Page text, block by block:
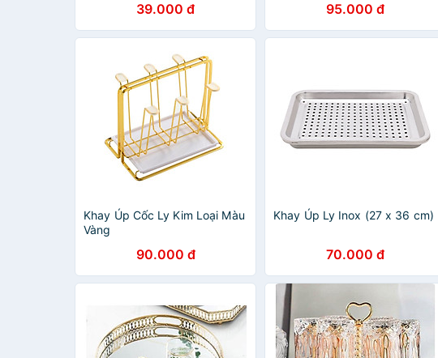
Dụng- Kích Thước 37x24cm
Giao Màu Ngẫu Nhiên
39.000 đ 95.000 đ
Khay Úp Cốc Ly Kim Loại Màu
Vàng
90.000 đ
Khay Úp Ly Inox (27 x 36 cm)
70.000 đ